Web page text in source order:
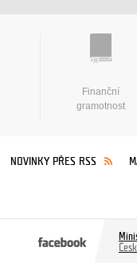
Finanční
gramotnost
NOVINKY PŘES RSS